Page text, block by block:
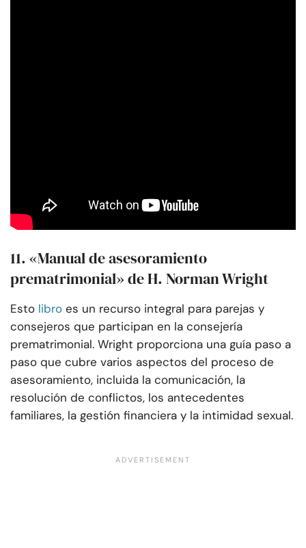
11. «Manual de asesoramiento
prematrimonial» de H. Norman Wright
Esto libro es un recurso integral para parejas y
consejeros que participan en la consejería
prematrimonial. Wright proporciona una guía paso a
paso que cubre varios aspectos del proceso de
asesoramiento, incluida la comunicación, la
resolución de conflictos, los antecedentes
familiares, la gestión financiera y la intimidad sexual.